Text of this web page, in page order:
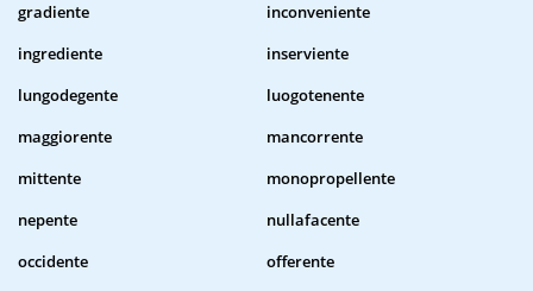
gradiente
inconveniente
ingrediente
inserviente
lungodegente
luogotenente
maggiorente
mancorrente
mittente
monopropellente
nepente
nullafacente
occidente
offerente